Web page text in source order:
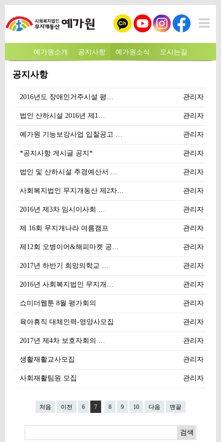
예가원소개 공지사항 예가원소식 오시는길
공지사항
2016년도 장애인거주시설 평… 관리자
법인 산하시설 2016년 제1… 관리자
예가원 기능보강사업 입찰공고 … 관리자
*공지사항 게시글 공지* 관리자
법인 및 산하시설 추경예산서 … 관리자
사회복지법인 무지개동산 제2차… 관리자
2016년 제3차 임시이사회 … 관리자
제 16회 무지개나라 여름캠프 관리자
제12회 오병이어&해피마켓 공… 관리자
2017년 하반기 희망의학교 … 관리자
2016년 사회복지법인 무지개… 관리자
쇼미더웹툰 8월 평가회의 관리자
육아휴직 대체인력-영양사모집 관리자
2017년 제4차 보호자회의 … 관리자
생활재활교사모집 관리자
사회재활팀원 모집 관리자
처음 이전 6 7 8 9 10 다음 맨끝
검색